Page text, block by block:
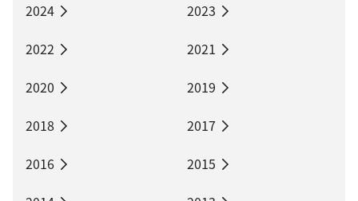
2024
2023
2022
2021
2020
2019
2018
2017
2016
2015